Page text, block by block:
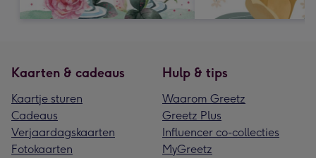
Kaarten & cadeaus
Kaartje sturen
Cadeaus
Verjaardagskaarten
Fotokaarten
Hulp & tips
Waarom Greetz
Greetz Plus
Influencer co-collecties
MyGreetz